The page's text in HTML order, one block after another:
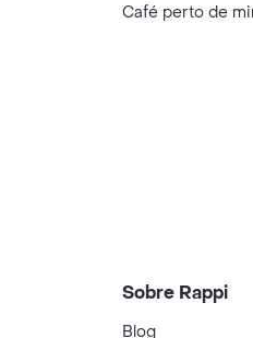
Café perto de
Sobre Rappi
Blog